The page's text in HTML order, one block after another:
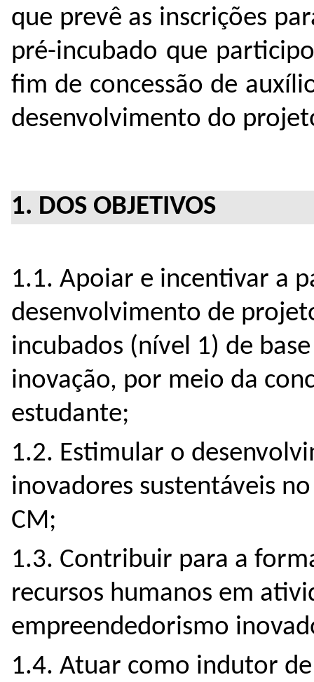
que prevê as inscrições
pré-incubado que
fim de concessão de
desenvolvimento do
1. DOS OBJETIVOS
1.1. Apoiar e incentivar a
desenvolvimento de
incubados (nível 1) de
inovação, por meio da
estudante;
1.2. Estimular o
inovadores sustentáveis
CM;
1.3. Contribuir para a
recursos humanos em
empreendedorismo
1.4. Atuar como indutor